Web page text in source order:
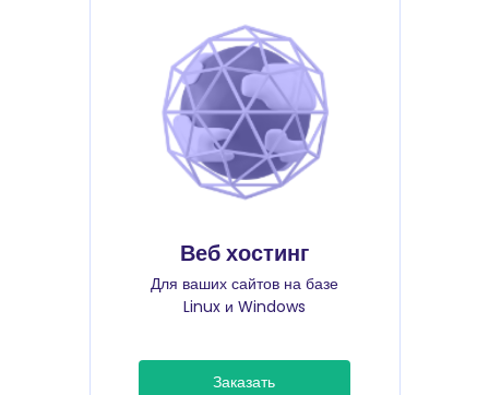
Веб хостинг
Для ваших сайтов на базе
Linux и Windows
Заказать